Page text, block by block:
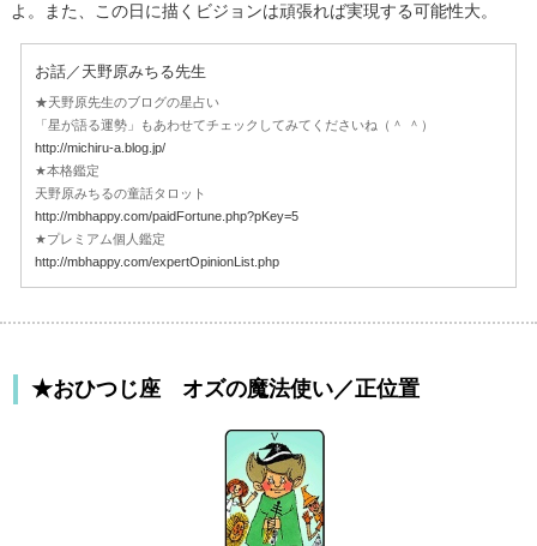
よ。また、この日に描くビジョンは頑張れば実現する可能性大。
お話／天野原みちる先生
★天野原先生のブログの星占い
「星が語る運勢」もあわせてチェックしてみてくださいね（＾ ＾）
http://michiru-a.blog.jp/
★本格鑑定
天野原みちるの童話タロット
http://mbhappy.com/paidFortune.php?pKey=5
★プレミアム個人鑑定
http://mbhappy.com/expertOpinionList.php
★おひつじ座 オズの魔法使い／正位置